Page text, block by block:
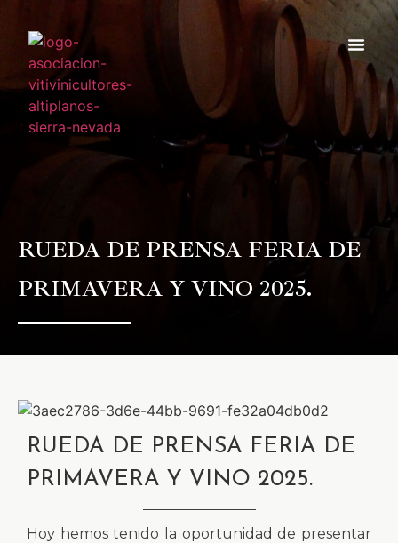
RUEDA DE PRENSA FERIA DE
PRIMAVERA Y VINO 2025.
RUEDA DE PRENSA FERIA DE
PRIMAVERA Y VINO 2025.
Hoy hemos tenido la oportunidad de presentar